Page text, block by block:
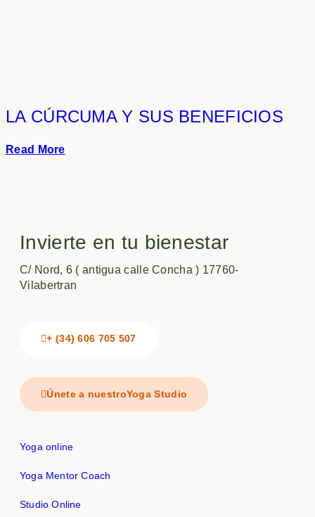
LA CÚRCUMA Y SUS BENEFICIOS
Read More
Invierte en tu bienestar
C/ Nord, 6 ( antigua calle Concha ) 17760-
Vilabertran
+ (34) 606 705 507
Únete a nuestroYoga Studio
Yoga online
Yoga Mentor Coach
Studio Online